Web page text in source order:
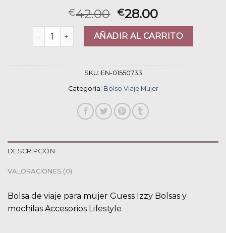
€42.00 €28.00
bolso viaje mujer cantidadAÑADIR AL CARRITO
SKU: EN-01550733
Categoría: Bolso Viaje Mujer
DESCRIPCIÓN
VALORACIONES (0)
Bolsa de viaje para mujer Guess Izzy Bolsas y
mochilas Accesorios Lifestyle